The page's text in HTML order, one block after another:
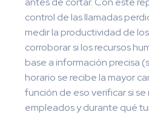
control de las llamadas
medir la productividad de
corroborar si los recursos
base a información precisa
horario se recibe la mayor
función de eso verificar si
empleados y durante qué